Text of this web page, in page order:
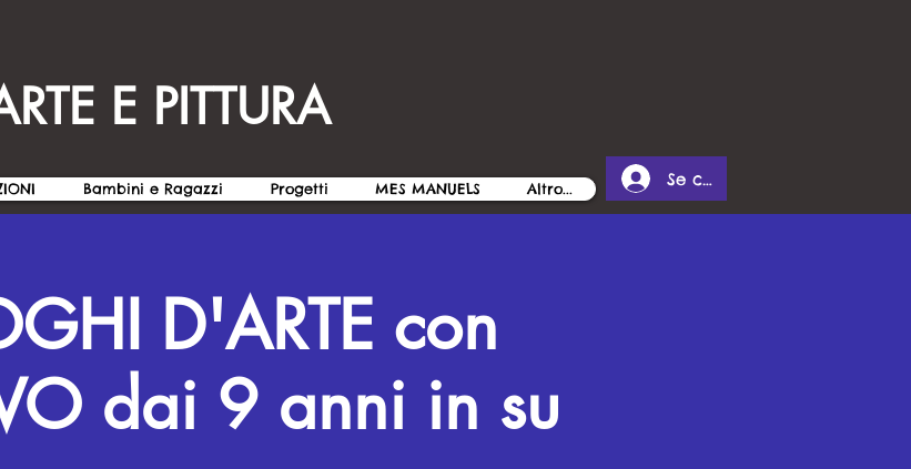
E PITTURA
Bambini e Ragazzi Progetti MES MANUELS Altro... Se connecter
D'ARTE con
dai 9 anni in su